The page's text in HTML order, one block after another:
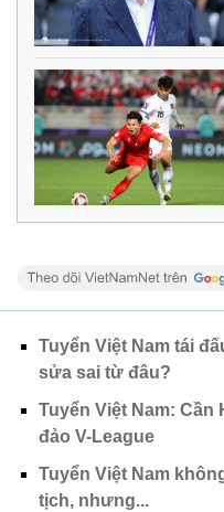
Tuyển Việt Nam tái
sửa sai từ đâu?
Tuyển Việt Nam: Cần
đảo V-League
Tuyển Việt Nam
tịch, nhưng...